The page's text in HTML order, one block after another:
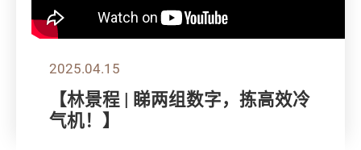
2025.04.15
【林景程 | 睇两组数字，拣高效冷
气机！】